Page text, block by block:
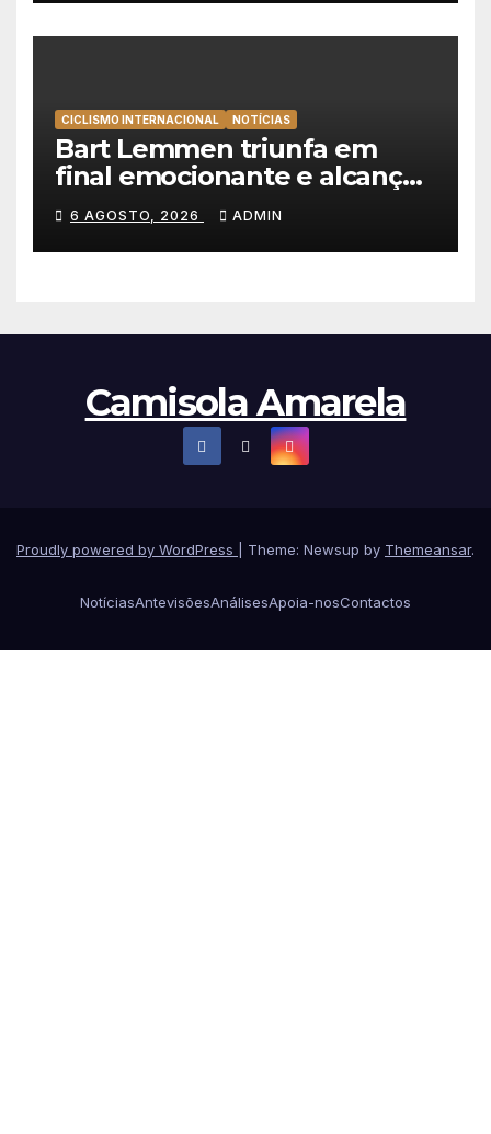
CICLISMO INTERNACIONAL NOTÍCIAS
Bart Lemmen triunfa em
final emocionante e alcança
a primeira vitória da carreira
na Volta à Polónia
6 AGOSTO, 2026 ADMIN
Camisola Amarela
Proudly powered by WordPress Theme: Newsup by Themeansar.
NotíciasAntevisõesAnálisesApoia-nosContactos